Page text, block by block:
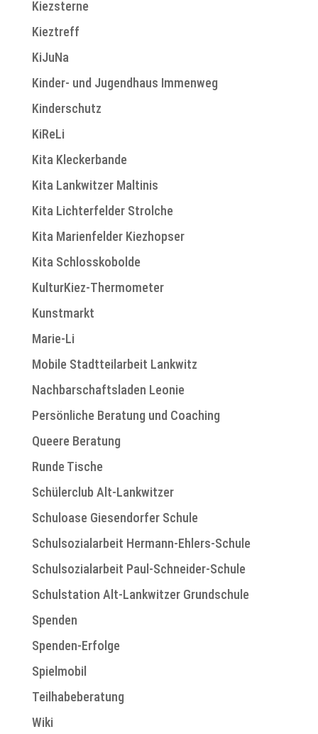
Kiezsterne
Kieztreff
KiJuNa
Kinder- und Jugendhaus Immenweg
Kinderschutz
KiReLi
Kita Kleckerbande
Kita Lankwitzer Maltinis
Kita Lichterfelder Strolche
Kita Marienfelder Kiezhopser
Kita Schlosskobolde
KulturKiez-Thermometer
Kunstmarkt
Marie-Li
Mobile Stadtteilarbeit Lankwitz
Nachbarschaftsladen Leonie
Persönliche Beratung und Coaching
Queere Beratung
Runde Tische
Schülerclub Alt-Lankwitzer
Schuloase Giesendorfer Schule
Schulsozialarbeit Hermann-Ehlers-Schule
Schulsozialarbeit Paul-Schneider-Schule
Schulstation Alt-Lankwitzer Grundschule
Spenden
Spenden-Erfolge
Spielmobil
Teilhabeberatung
Wiki